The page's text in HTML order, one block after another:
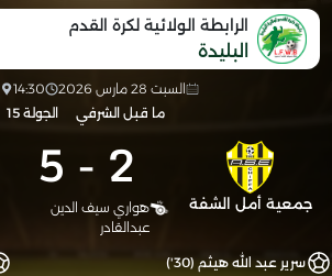
الرابطة الولائية لكرة القدم
البليدة
السبت 28 مارس 2026 14:30
ما قبل الشرفي
الجولة 15
جمعية أمل الشفة
2
-
5
هواري سيف الدين
عبدالقادر
سرير عبد الله هيثم (30')